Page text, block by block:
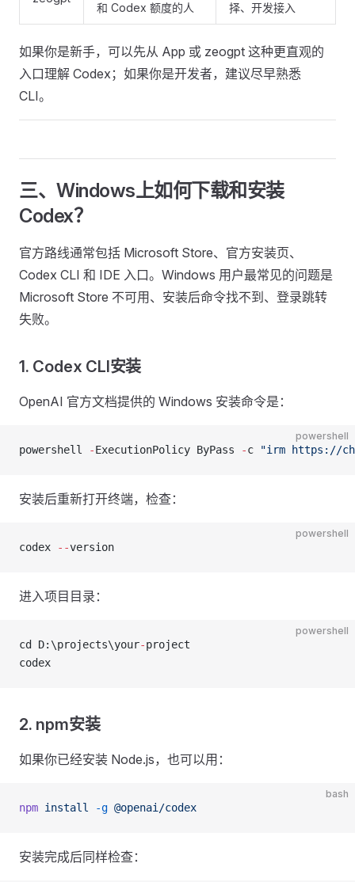
和 Codex 额度的人 择、开发接入
如果你是新手，可以先从 App 或 zeogpt 这种更直观的
入口理解 Codex；如果你是开发者，建议尽早熟悉
CLI。
三、Windows上如何下载和安装
Codex？
官方路线通常包括 Microsoft Store、官方安装页、
Codex CLI 和 IDE 入口。Windows 用户最常见的问题是
Microsoft Store 不可用、安装后命令找不到、登录跳转
失败。
1. Codex CLI安装
OpenAI 官方文档提供的 Windows 安装命令是：
powershell
powershell -ExecutionPolicy ByPass -c "irm https://
安装后重新打开终端，检查：
powershell
codex --version
进入项目目录：
powershell
cd D:\projects\your-project
codex
2. npm安装
如果你已经安装 Node.js，也可以用：
bash
npm install -g @openai/codex
安装完成后同样检查：